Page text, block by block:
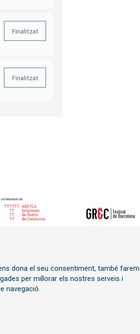
Finalitzat
Finalitzat
Sitemap | Avís Legal |
Transparència
dona el seu consentiment, també farem
per millorar els nostres serveis i
navegació.